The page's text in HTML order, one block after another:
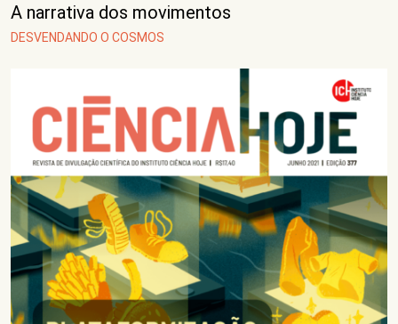
A narrativa dos movimentos
DESVENDANDO O COSMOS